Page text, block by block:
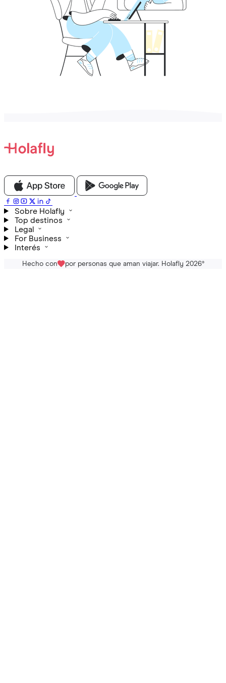
Sobre Holafly
Top destinos
Legal
For Business
Interés
Hecho con por personas que aman viajar. Holafly 2026®